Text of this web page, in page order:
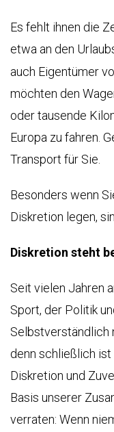
О
ПАВЕЛ
КЛАССЕН
НАША
ФИЛОСОФИЯ
ТРАДИЦИИ
ISO
СЕРТИФИКАТ
WMI
BESCHUSSAMT
ULM
КАЧЕСТВО
АВТОМОБИЛИ
УДЛИНЕННЫЕ
АВТОМОБИЛИ
UND
GEPANZERT
КОНФИГУРАТОР
НА
ОСНОВЕ
CLASS
LUXURY
VAN
Es fehlt ihnen die
etwa an den
auch Eigentümer
möchten den
oder tausende
Europa zu fahren.
Transport für Sie.
Besonders wenn
Diskretion legen,
Diskretion steht
Seit vielen Jahren
Sport, der Politik
Selbstverständlich
denn schließlich
Diskretion und
Basis unserer
verraten: Wenn